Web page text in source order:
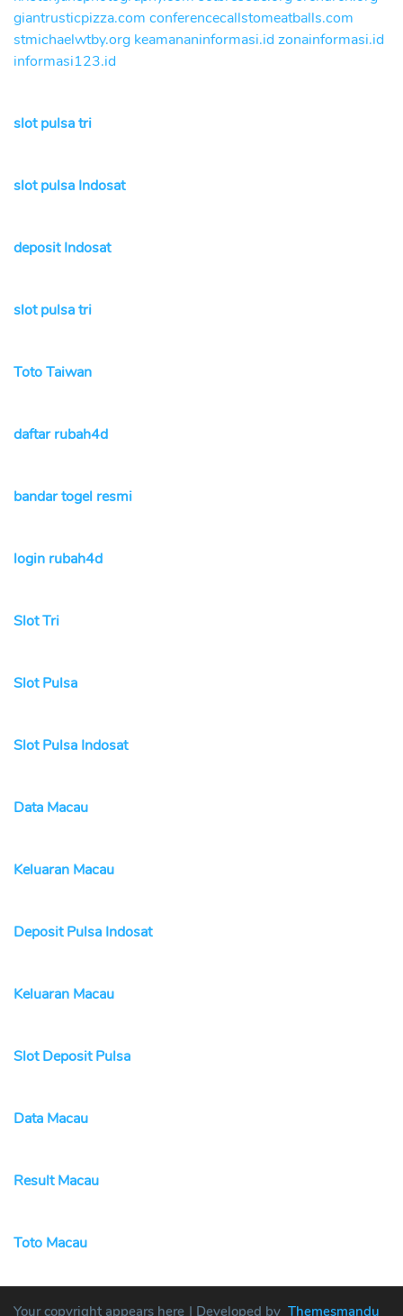
giantrusticpizza.com conferencecallstomeatballs.com
stmichaelwtby.org keamananinformasi.idzonainformasi.id
informasi123.id
slot pulsa tri
slot pulsa Indosat
deposit Indosat
slot pulsa tri
Toto Taiwan
daftar rubah4d
bandar togel resmi
login rubah4d
Slot Tri
Slot Pulsa
Slot Pulsa Indosat
Data Macau
Keluaran Macau
Deposit Pulsa Indosat
Keluaran Macau
Slot Deposit Pulsa
Data Macau
Result Macau
Toto Macau
Your copyright appears here | Developed by Themesmandu